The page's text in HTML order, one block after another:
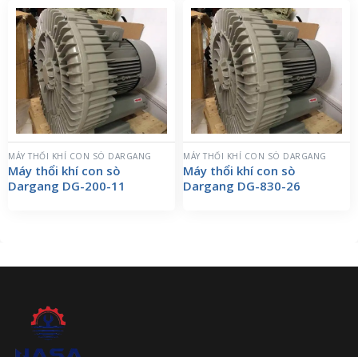
MÁY THỔI KHÍ CON SÒ DARGANG
Máy thổi khí con sò
Dargang DG-200-11
MÁY THỔI KHÍ CON SÒ DARGANG
Máy thổi khí con sò
Dargang DG-830-26